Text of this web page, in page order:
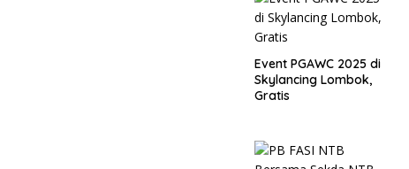
Event PGAWC 2025 di
Skylancing Lombok,
Gratis